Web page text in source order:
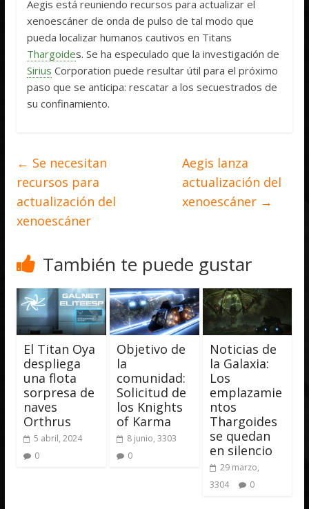
Aegis está reuniendo recursos para actualizar el
xenoescáner de onda de pulso de tal modo que
pueda localizar humanos cautivos en Titans
Thargoides. Se ha especulado que la investigación de
Sirius Corporation puede resultar útil para el próximo
paso que se anticipa: rescatar a los secuestrados de
su confinamiento.
← Se necesitan
recursos para
actualización del
xenoescáner
Aegis lanza
actualización del
xenoescáner →
También te puede gustar
El Titan Oya
despliega
una flota
sorpresa de
naves
Orthrus
5 abril, 2024
0
Objetivo de
la
comunidad:
Solicitud de
los Knights
of Karma
8 junio, 3303
0
Noticias de
la Galaxia:
Los
emplazamie
ntos
Thargoides
se quedan
en silencio
29 marzo,
3304
0